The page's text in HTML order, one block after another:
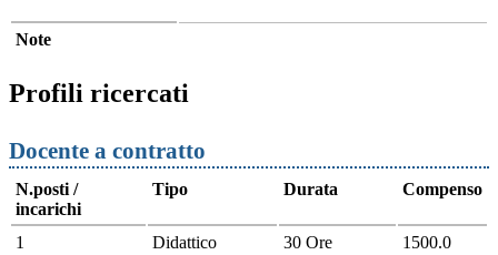
Note
Profili ricercati
Docente a contratto
N.posti /
incarichi
Tipo Durata Compenso
1 Didattico 30 Ore
1500.0